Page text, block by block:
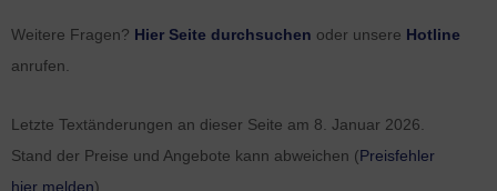
Weitere Fragen? Hier Seite durchsuchen oder unsere Hotline
anrufen.
Letzte Textänderungen an dieser Seite am 8. Januar 2026
Stand der Preise und Angebote kann abweichen (Preisfehler
hier melden).